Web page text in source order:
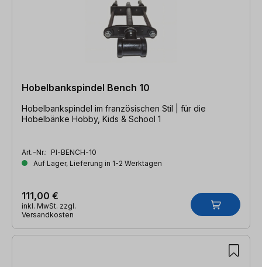
Hobelbankspindel Bench 10
Hobelbankspindel im französischen Stil | für die
Hobelbänke Hobby, Kids & School 1
Art.-Nr.: PI-BENCH-10
Auf Lager, Lieferung in 1-2 Werktagen
111,00 €
inkl. MwSt. zzgl.
Versandkosten